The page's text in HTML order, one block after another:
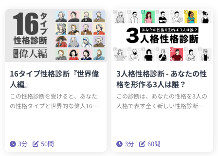
16タイプ性格診断『世界偉
人編』
この性格診断を受けると、あなた
の性格タイプと世界的な偉人16人
性格タイプかもしれません。テス
3分 50問
3人格性格診断 - あなたの性
格を形作る3人は誰？
この診断は、あなたの性格を3人の
人格で表す全く新しい性格診断テ
に最も正確な性格分析理論「ビッ
3分 60問